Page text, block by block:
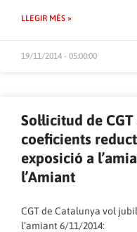
LLEGIR MÉS »
19/11/2014 - 05:00:00
Sol·licitud de
coeficients
exposició a
l’Amiant
CGT de Catalunya vol
l’amiant 6/11/2014: